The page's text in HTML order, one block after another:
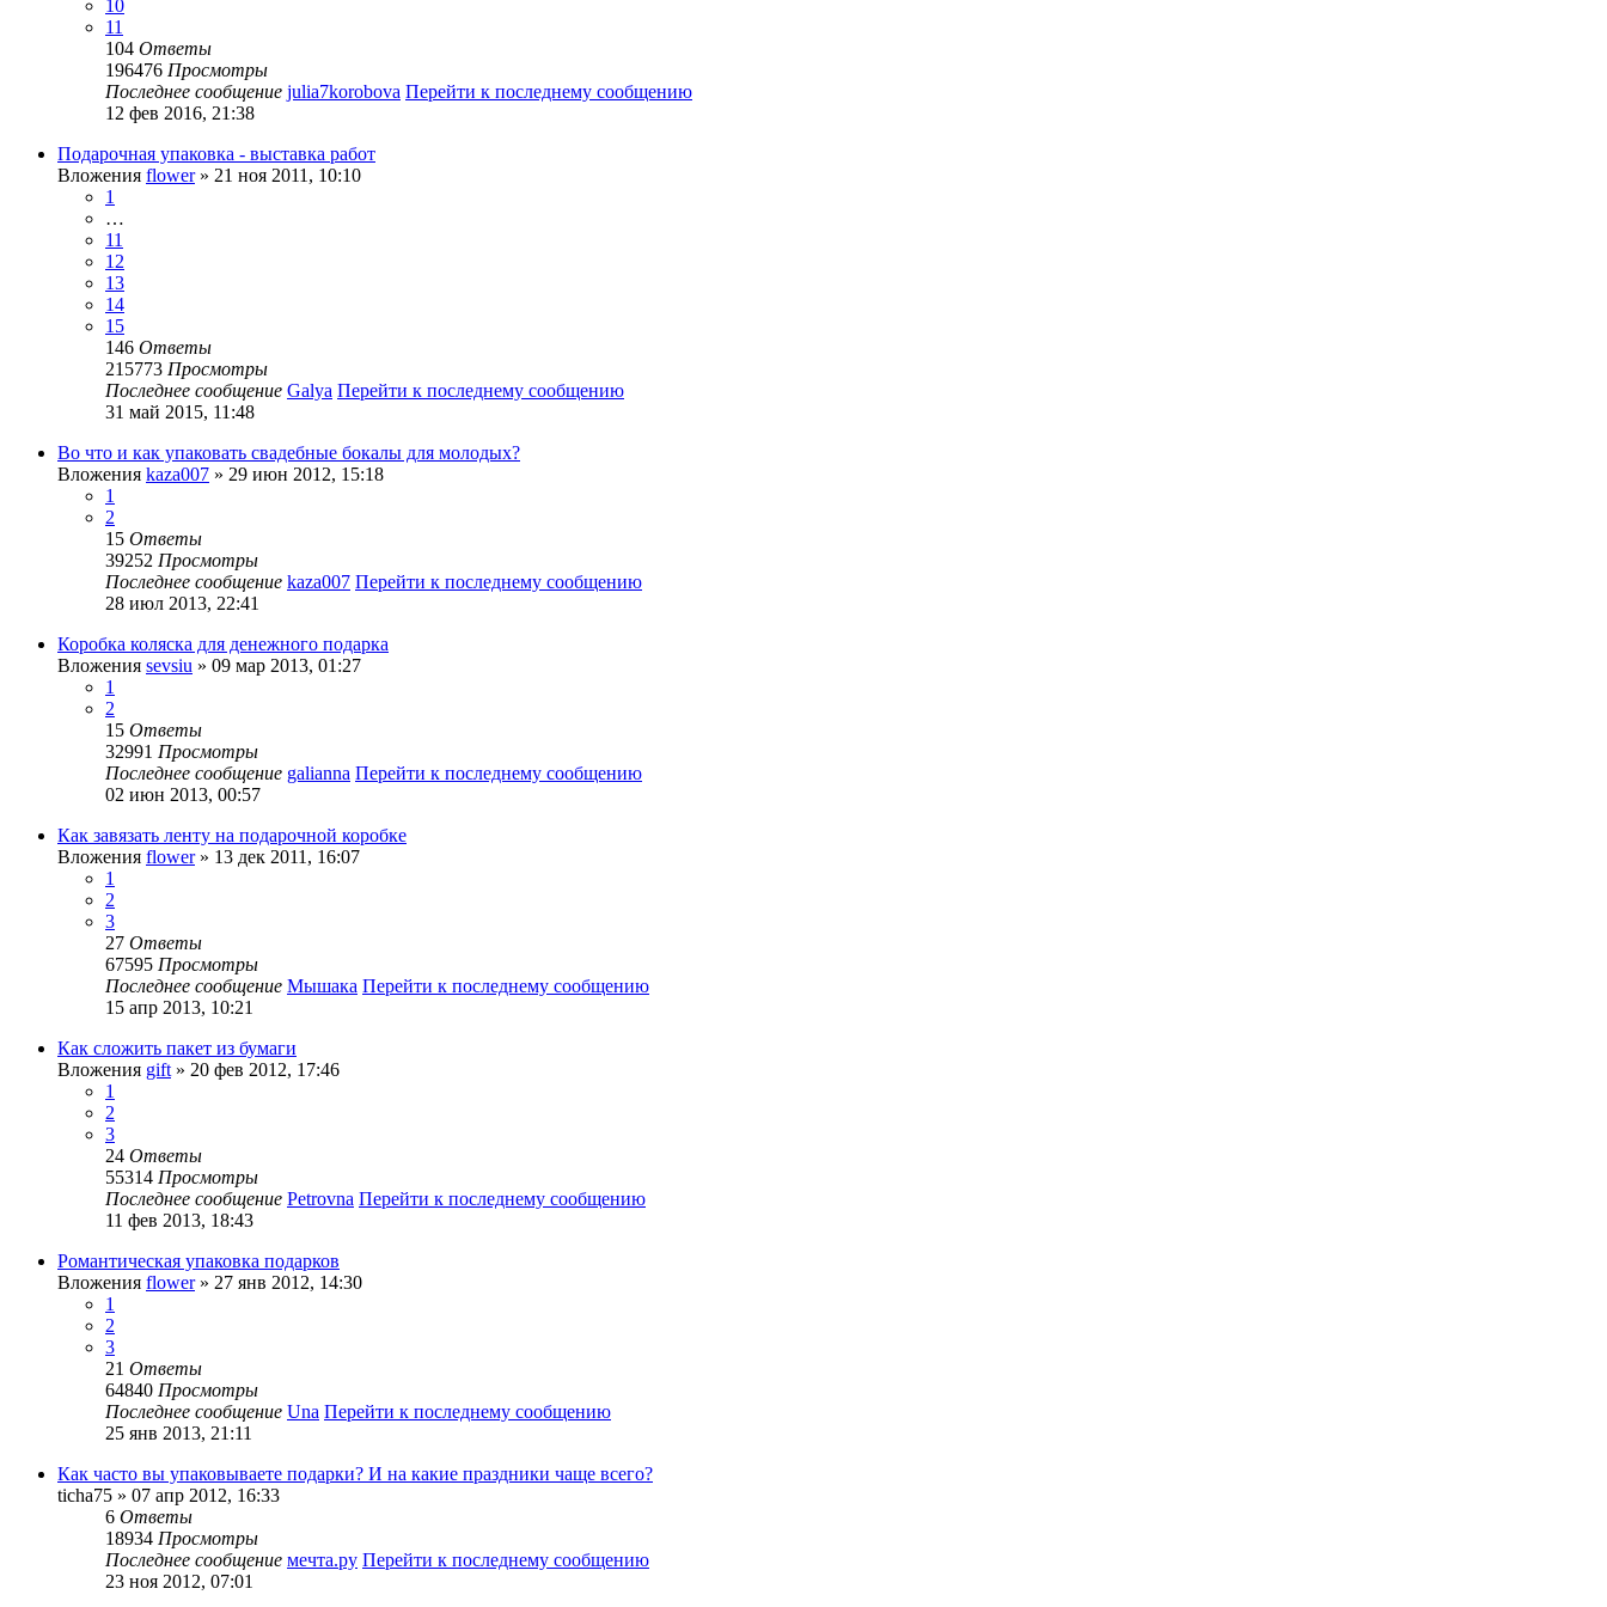
10
11
104 Ответы
196476 Просмотры
Последнее сообщение julia7korobova Перейти к последнему сообщению
12 фев 2016, 21:38
Подарочная упаковка - выставка работ
Вложения flower» 21 ноя 2011, 10:10
1
…
11
12
13
14
15
146 Ответы
215773 Просмотры
Последнее сообщение Galya Перейти к последнему сообщению
31 май 2015, 11:48
Во что и как упаковать свадебные бокалы для молодых?
Вложения kaza007 » 29 июн 2012, 15:18
1
2
15 Ответы
39252 Просмотры
Последнее сообщение kaza007 Перейти к последнему сообщению
28 июл 2013, 22:41
Коробка коляска для денежного подарка
Вложения sevsiu » 09 мар 2013, 01:27
1
2
15 Ответы
32991 Просмотры
Последнее сообщение galianna Перейти к последнему сообщению
02 июн 2013, 00:57
Как завязать ленту на подарочной коробке
Вложения flower» 13 дек 2011, 16:07
1
2
3
27 Ответы
67595 Просмотры
Последнее сообщение Мышака Перейти к последнему сообщению
15 апр 2013, 10:21
Как сложить пакет из бумаги
Вложения gift » 20 фев 2012, 17:46
1
2
3
24 Ответы
55314 Просмотры
Последнее сообщение Petrovna Перейти к последнему сообщению
11 фев 2013, 18:43
Романтическая упаковка подарков
Вложения flower» 27 янв 2012, 14:30
1
2
3
21 Ответы
64840 Просмотры
Последнее сообщение Una Перейти к последнему сообщению
25 янв 2013, 21:11
Как часто вы упаковываете подарки? И на какие праздники чаще всего?
ticha75 » 07 апр 2012, 16:33
6 Ответы
18934 Просмотры
Последнее сообщение мечта.ру Перейти к последнему сообщению
23 ноя 2012, 07:01